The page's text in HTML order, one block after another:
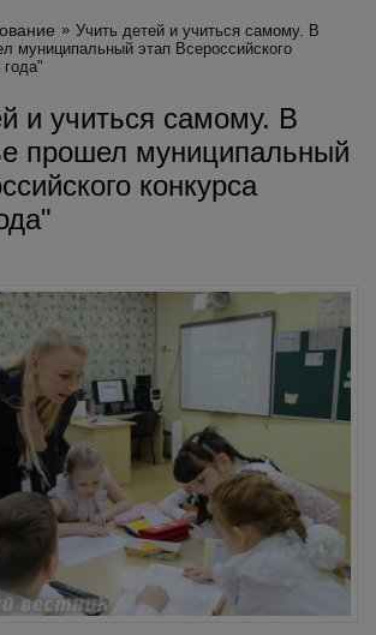
Учить детей и учиться самому. В
муниципальный этап Всероссийского
года"
и учиться самому. В
прошел муниципальный
конкурса